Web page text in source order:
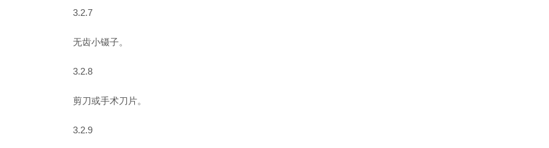
3.2.7
无齿小镊子。
3.2.8
剪刀或手术刀片。
3.2.9